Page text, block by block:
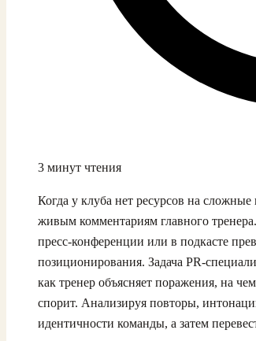
3 минут чтения
Когда у клуба нет ресурсов на
живым комментариям главного
пресс‑конференции или в подкасте
позиционирования. Задача
как тренер объясняет поражения, на
спорит. Анализируя повторы,
идентичности команды, а затем